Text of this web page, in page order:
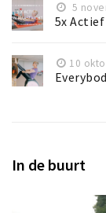
5
5x
10
In de buurt